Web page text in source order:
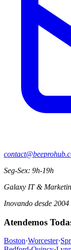
Seg-Sex: 9h-19h
Galaxy IT &
Inovando desde 2004
Atendemos
Boston·Worcester·